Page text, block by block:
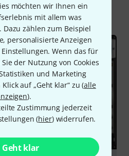
möchten wir Ihnen ein
mit allem was
zählen zum Beispiel
personalisierte Anzeigen
Wenn das für
der Nutzung von Cookies
und Marketing
auf „Geht klar“ zu (alle
).
Zustimmung jederzeit
(hier) widerrufen.
Geht klar
Ratgeber